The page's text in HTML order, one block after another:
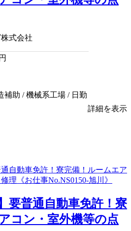
式会社
円
補助 / 機械系工場 / 日勤
詳細を表示
要普通自動車免許！寮
コン・室外機等の点